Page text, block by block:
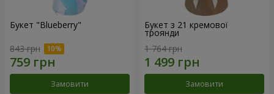
Букет "Blueberry"
843 грн
Замовити
Букет з 21 кремової
троянди
1 764 грн
Замовити